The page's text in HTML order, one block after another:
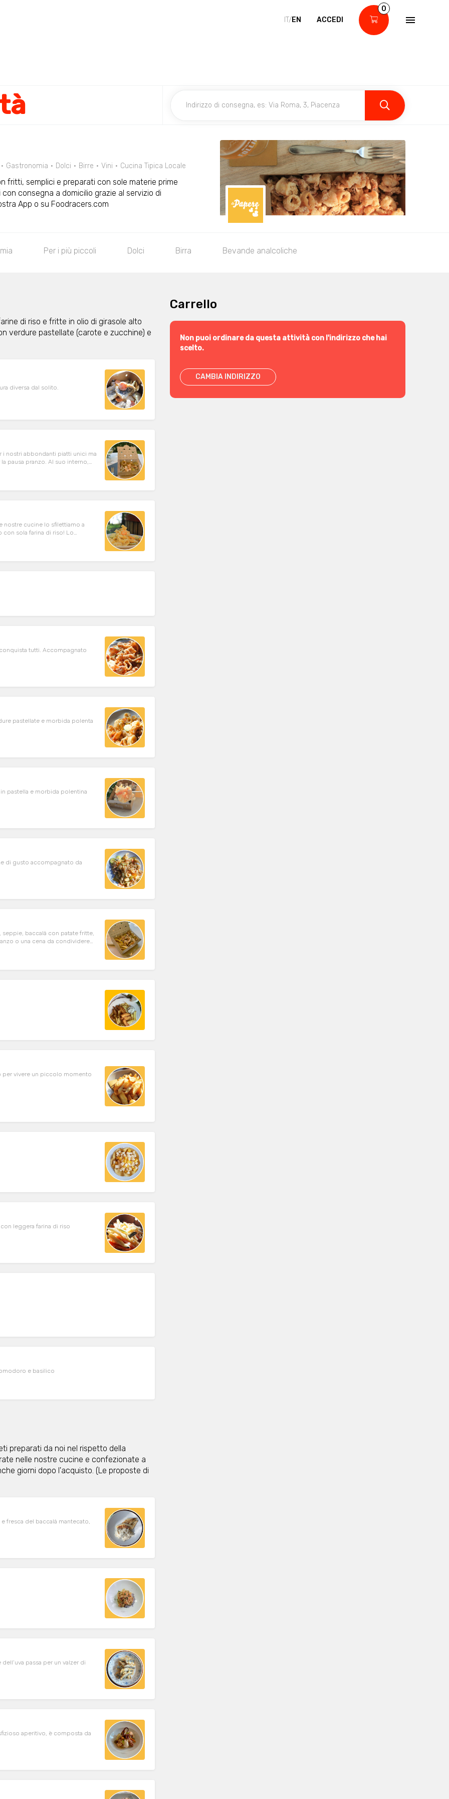
IT/EN ACCEDI
0
Gastronomia Dolci Birre Vini Cucina Tipica Locale
fritti, semplici e preparati con sole materie prime
consegna a domicilio grazie al servizio di
App o su Foodracers.com
Per i più piccoli Dolci Birra Bevande analcoliche
di riso e fritte in olio di girasole alto
verdure pastellate (carote e zucchine) e
diversa dal solito.
nostri abbondanti piatti unici ma
pausa pranzo. Al suo interno,
nostre cucine lo sfilettiamo a
sola farina di riso! Lo
tutti. Accompagnato
pastellate e morbida polenta
pastella e morbida polentina
di gusto accompagnato da
seppie, baccalà con patate fritte,
o una cena da condividere
per vivere un piccolo momento
leggera farina di riso
e basilico
preparati da noi nel rispetto della
nelle nostre cucine e confezionate a
giorni dopo l'acquisto. (Le proposte di
fresca del baccalà mantecato,
passa per un valzer di
aperitivo, è composta da
Carrello
Non puoi ordinare da questa attività con l'indirizzo che hai
scelto.
CAMBIA INDIRIZZO